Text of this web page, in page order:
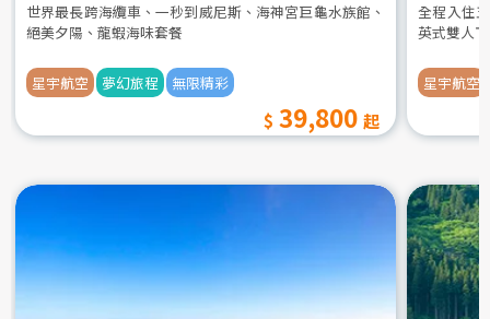
世界最長跨海纜車、一秒到威尼斯、海神宮巨龜水族館、
絕美夕陽、龍蝦海味套餐
星宇航空 夢幻旅程 無限精彩
39,800
全程入住
英式雙人
星宇航空